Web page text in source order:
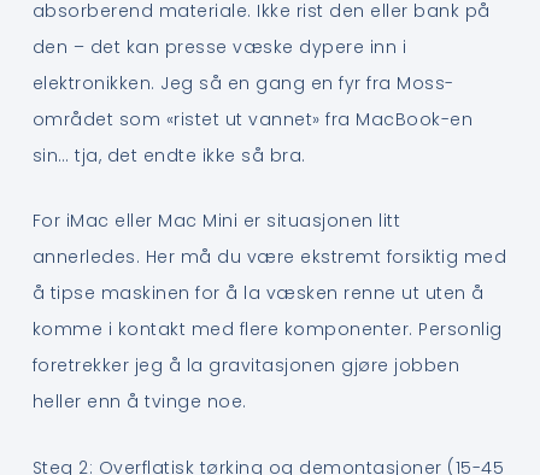
absorberend materiale. Ikke rist den eller bank på
den – det kan presse væske dypere inn i
elektronikken. Jeg så en gang en fyr fra Moss-
området som «ristet ut vannet» fra MacBook-en
sin… tja, det endte ikke så bra.
For iMac eller Mac Mini er situasjonen litt
annerledes. Her må du være ekstremt forsiktig med
å tipse maskinen for å la væsken renne ut uten å
komme i kontakt med flere komponenter. Personlig
foretrekker jeg å la gravitasjonen gjøre jobben
heller enn å tvinge noe.
Steg 2: Overflatisk tørking og demontasjoner (15-45